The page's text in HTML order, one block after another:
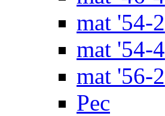
mat '54-2
mat '54-4
mat '56-2
Pec